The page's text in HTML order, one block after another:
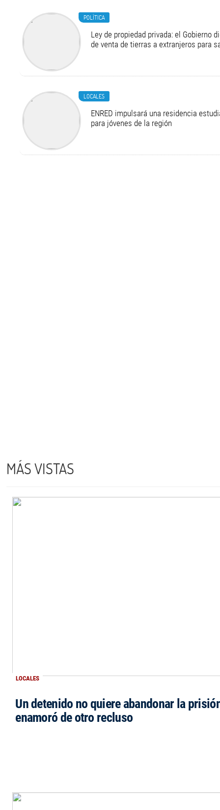
POLÍTICA
Ley de propiedad privada: el Gobierno
de venta de tierras a extranjeros para
LOCALES
ENRED impulsará una residencia
para jóvenes de la región
MÁS VISTAS
LOCALES
Un detenido no quiere abandonar la
enamoró de otro recluso